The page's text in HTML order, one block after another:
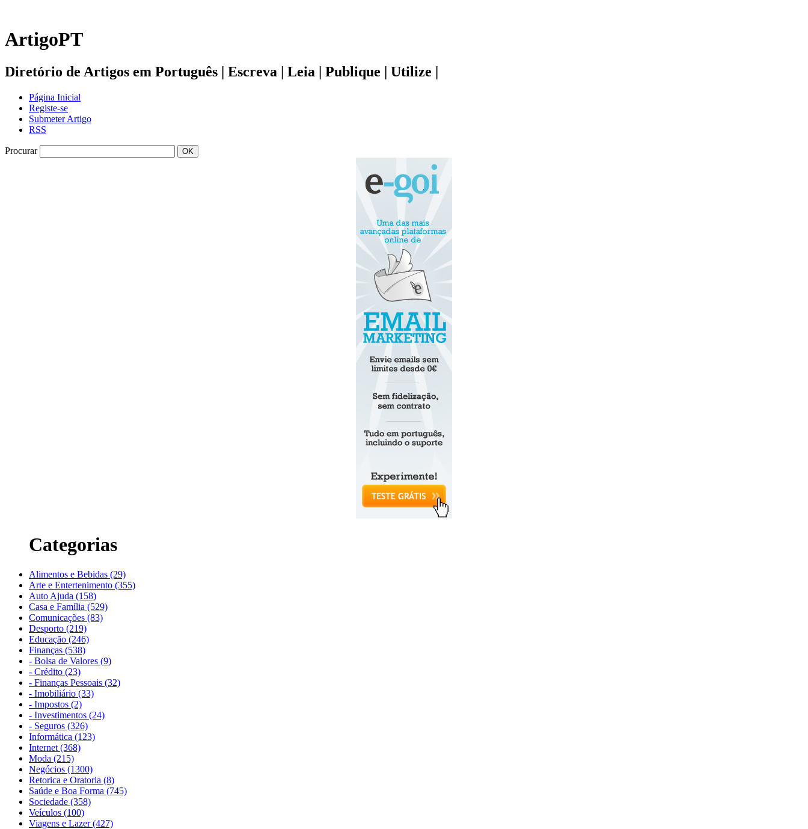
ArtigoPT
Diretório de Artigos em Português | Escreva | Leia | Publique | Utilize |
Página Inicial
Registe-se
Submeter Artigo
RSS
Procurar
Categorias
Alimentos e Bebidas (29)
Arte e Entertenimento (355)
Auto Ajuda (158)
Casa e Família (529)
Comunicações (83)
Desporto (219)
Educação (246)
Finanças (538)
- Bolsa de Valores (9)
- Crédito (23)
- Finanças Pessoais (32)
- Imobiliário (33)
- Impostos (2)
- Investimentos (24)
- Seguros (326)
Informática (123)
Internet (368)
Moda (215)
Negócios (1300)
Retorica e Oratoria (8)
Saúde e Boa Forma (745)
Sociedade (358)
Veículos (100)
Viagens e Lazer (427)